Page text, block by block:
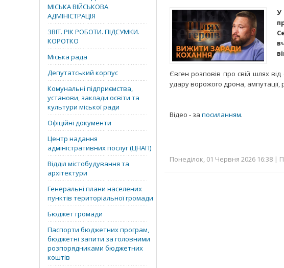
МІСЬКА ВІЙСЬКОВА
АДМІНІСТРАЦІЯ
ЗВІТ. РІК РОБОТИ. ПІДСУМКИ.
КОРОТКО
Міська рада
Депутатський корпус
Комунальні підприємства,
установи, заклади освіти та
культури міської ради
Офіційні документи
Центр надання
адміністративних послуг (ЦНАП)
Відділ містобудування та
архітектури
Генеральні плани населених
пунктів територіальної громади
Бюджет громади
Паспорти бюджетних програм,
бюджетні запити за головними
розпорядниками бюджетних
коштів
У
Євген розповів про свій шлях
удару ворожого дрона, ампутації,
Відео - за посиланням.
Понеділок, 01 Червня 2026 16:38 |